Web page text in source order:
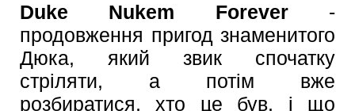
Duke Nukem Forever-
продовження пригод знаменитого
Дюка, який звик спочатку
стріляти, а потім вже
розбиратися, хто це був, і що